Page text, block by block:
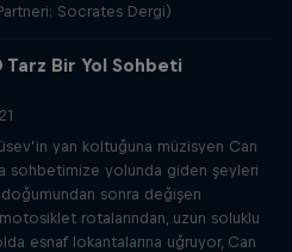
Socrates Dergi)
Tarz Bir Yol Sohbeti
yan koltuğuna müzisyen Can
sohbetimize yolunda giden şeyleri
sonra değişen
rotalarından, uzun soluklu
esnaf lokantalarına uğruyor, Can